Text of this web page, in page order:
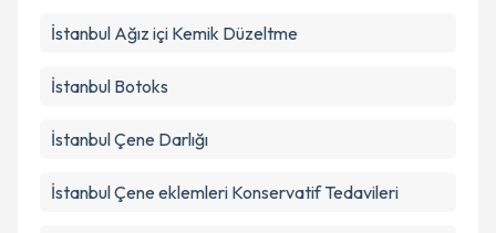
İstanbul Ağız içi Kemik Düzeltme
İstanbul Botoks
İstanbul Çene Darlığı
İstanbul Çene eklemleri Konservatif Tedavileri